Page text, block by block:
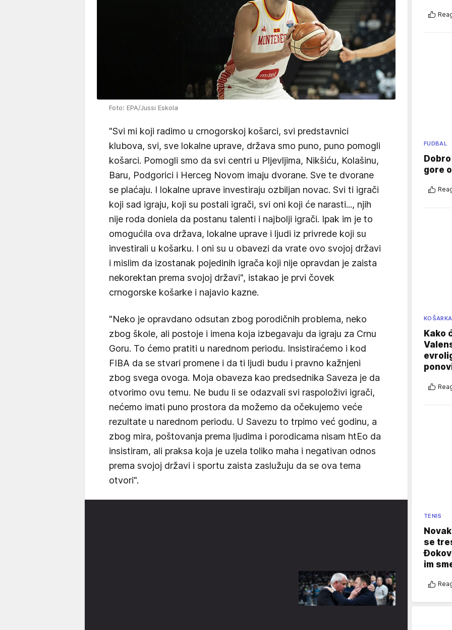
Foto: EPA/Jussi Eskola
"Svi mi koji radimo u crnogorskoj košarci, svi predstavnici
klubova, svi, sve lokalne uprave, država smo puno, puno pomogli
košarci. Pomogli smo da svi centri u Pljevljima, Nikšiću, Kolašinu,
Baru, Podgorici i Herceg Novom imaju dvorane. Sve te dvorane
se plaćaju. I lokalne uprave investiraju ozbiljan novac. Svi ti igrači
koji sad igraju, koji su postali igrači, svi oni koji će narasti..., njih
nije roda doniela da postanu talenti i najbolji igrači. Ipak im je to
omogućila ova država, lokalne uprave i ljudi iz privrede koji su
investirali u košarku. I oni su u obavezi da vrate ovo svojoj državi
i mislim da izostanak pojedinih igrača koji nije opravdan je zaista
nekorektan prema svojoj državi", istakao je prvi čovek
crnogorske košarke i najavio kazne.
"Neko je opravdano odsutan zbog porodičnih problema, neko
zbog škole, ali postoje i imena koja izbegavaju da igraju za Crnu
Goru. To ćemo pratiti u narednom periodu. Insistiraćemo i kod
FIBA da se stvari promene i da ti ljudi budu i pravno kažnjeni
zbog svega ovoga. Moja obaveza kao predsednika Saveza je da
otvorimo ovu temu. Ne budu li se odazvali svi raspoloživi igrači,
nećemo imati puno prostora da možemo da očekujemo veće
rezultate u narednom periodu. U Savezu to trpimo već godinu, a
zbog mira, poštovanja prema ljudima i porodicama nisam htEo da
insistiram, ali praksa koja je uzela toliko maha i negativan odnos
prema svojoj državi i sportu zaista zaslužuju da se ova tema
otvori".
FUDBAL
gore
KOŠARKA
Kako
TENIS
se
im